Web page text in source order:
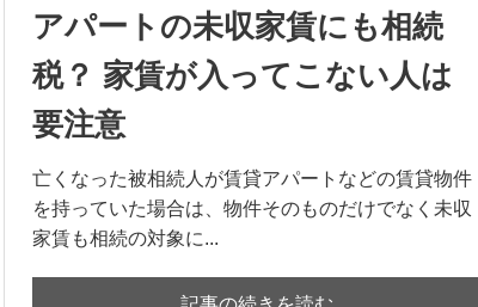
アパートの未収家賃にも相続
税？ 家賃が入ってこない人は
要注意
亡くなった被相続人が賃貸アパートなどの賃貸物件
を持っていた場合は、物件そのものだけでなく未収
家賃も相続の対象に...